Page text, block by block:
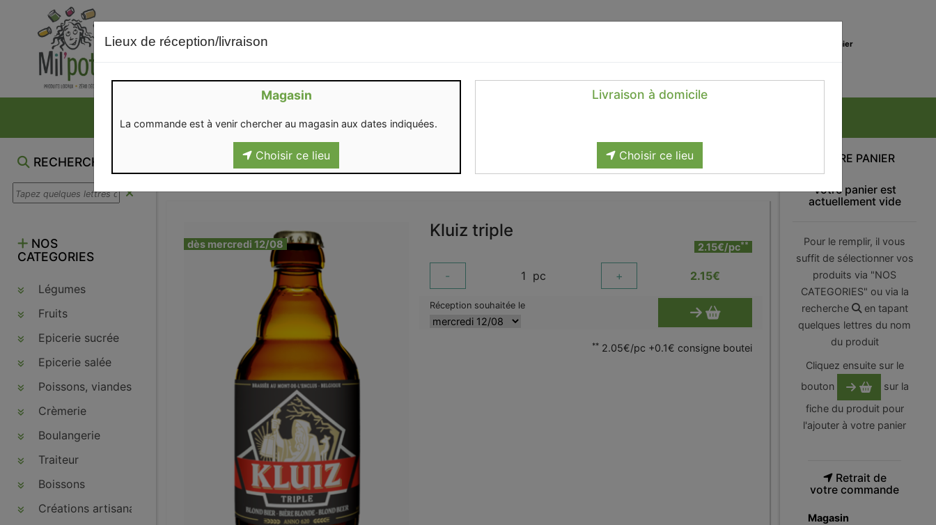
Mon panier
RECHERCHE
NOS
CATEGORIES
Légumes
Fruits
Epicerie sucrée
Epicerie salée
Poissons, viandes, volailles, charcuteries
Crèmerie
Boulangerie
Traiteur
Boissons
Créations artisanales
Lieux de réception/livraison
Magasin
La commande est à venir chercher au magasin aux dates indiquées.
Choisir ce lieu
Livraison à domicile
Choisir ce lieu
dès mercredi 12/08
Kluiz triple
2.15€/pc**
- 1 pc + 2.15€
Réception souhaitée le
**2.05€/pc +0.1€ consigne boutei
VOTRE PANIER
Votre panier est
actuellement vide
Pour le remplir, il vous
suffit de sélectionner vos
produits via "NOS
CATEGORIES" ou via la
recherche
en tapant
quelques lettres du nom
du produit
Cliquez ensuite sur le
bouton
sur la
fiche du produit pour
l'ajouter à votre panier
Retrait de
votre commande
Magasin